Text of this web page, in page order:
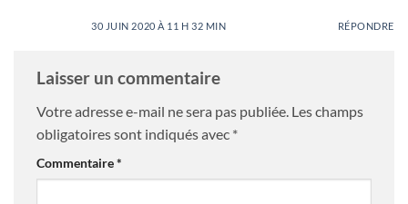
30 JUIN 2020 À 11 H 32 MIN RÉPONDRE
Laisser un commentaire
Votre adresse e-mail ne sera pas publiée. Les champs
obligatoires sont indiqués avec *
Commentaire*